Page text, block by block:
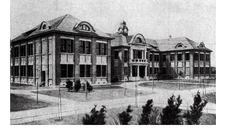
年，民主斗士李公朴23岁，是沪江附中高二年级的学生。他早年辍
学，在镇江做学徒期间组织了抵制日货的“爱国团”，又曾在中学青
年会任职。进入沪江后，无论在附中还是大学部，李公朴都展现了
他出色的号召力和社会活动能力，在青年会、学生自治会、级会、
同乡会等社团组织担任重要职务，如沪江附中青年会副会长、学生
自治会委员会副委员长，沪江大学学生自治会学生部部长等。1926
年李公朴（前排右一）与沪江大学常州同乡会合影1925年5月15
日，上海日商内外棉七厂资本家向工人开枪射击，枪杀了工人领